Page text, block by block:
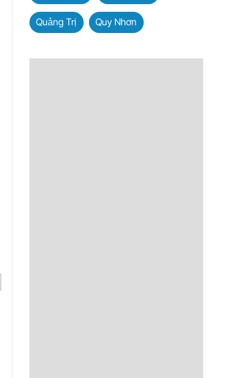
Quảng Trị Quy Nhơn